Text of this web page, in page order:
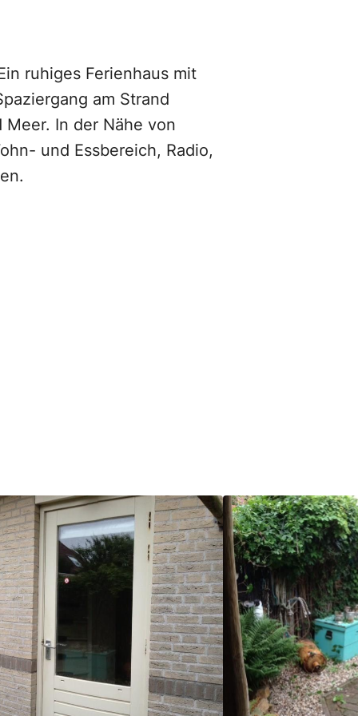
ruhiges Ferienhaus mit
am Strand
In der Nähe von
und Essbereich, Radio,